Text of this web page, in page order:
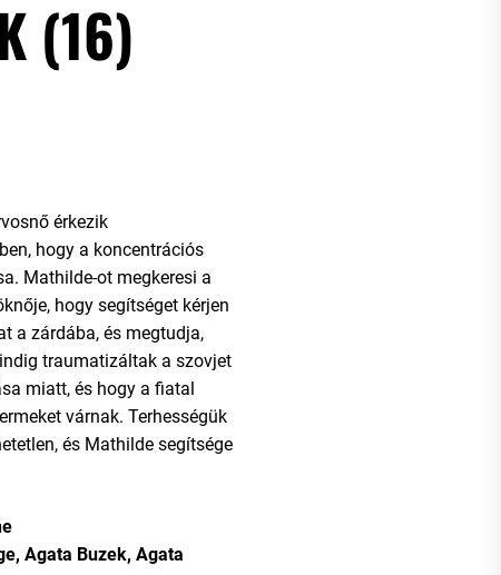
(16)
érkezik
hogy a koncentrációs
Mathilde-ot megkeresi a
hogy segítséget kérjen
a zárdába, és megtudja,
traumatizáltak a szovjet
miatt, és hogy a fiatal
várnak. Terhességük
és Mathilde segítsége
Agata Buzek, Agata